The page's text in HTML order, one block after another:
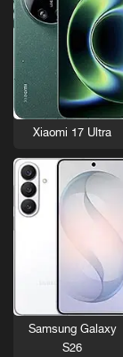
Xiaomi 17 Ultra
Samsung Galaxy
S26